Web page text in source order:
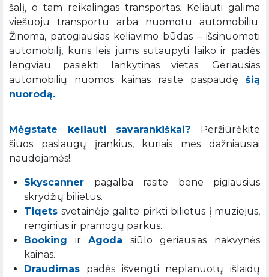
šalį, o tam reikalingas transportas. Keliauti galima
viešuoju transportu arba nuomotu automobiliu.
Žinoma, patogiausias keliavimo būdas – išsinuomoti
automobilį, kuris leis jums sutaupyti laiko ir padės
lengviau pasiekti lankytinas vietas. Geriausias
automobilių nuomos kainas rasite paspaudę šią
nuorodą.
Mėgstate keliauti savarankiškai?
Peržiūrėkite
šiuos paslaugų įrankius, kuriais mes dažniausiai
naudojamės!
Skyscanner pagalba rasite bene pigiausius
skrydžių bilietus.
Tiqets svetainėje galite pirkti bilietus į muziejus,
renginius ir pramogų parkus.
Booking irAgoda siūlo geriausias nakvynės
kainas.
Draudimas padės išvengti neplanuotų išlaidų